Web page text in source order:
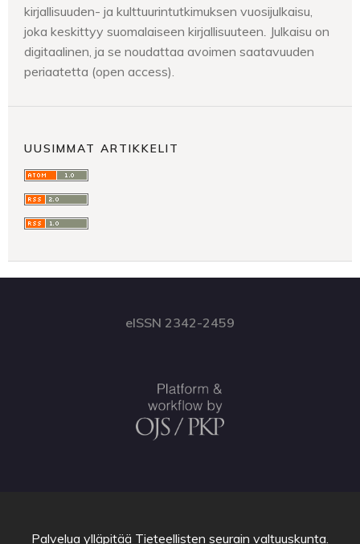
kirjallisuuden- ja kulttuurintutkimuksen vuosijulkaisu,
joka keskittyy suomalaiseen kirjallisuuteen. Julkaisu on
digitaalinen, ja se noudattaa avoimen saatavuuden
periaatetta (open access).
UUSIMMAT ARTIKKELIT
eISSN 2342-2459
Palvelua ylläpitää Tieteellisten seurain valtuuskunta.